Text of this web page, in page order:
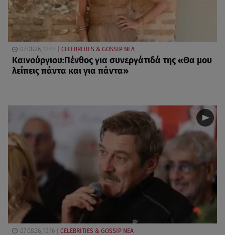
07.08.26, 13:33 CELEBRITIES & GOSSIP ΝΕΑ
Καινούργιου:Πένθος για συνεργάτιδά της «Θα μου
λείπεις πάντα και για πάντα»
07.08.26, 13:16 CELEBRITIES & GOSSIP ΝΕΑ